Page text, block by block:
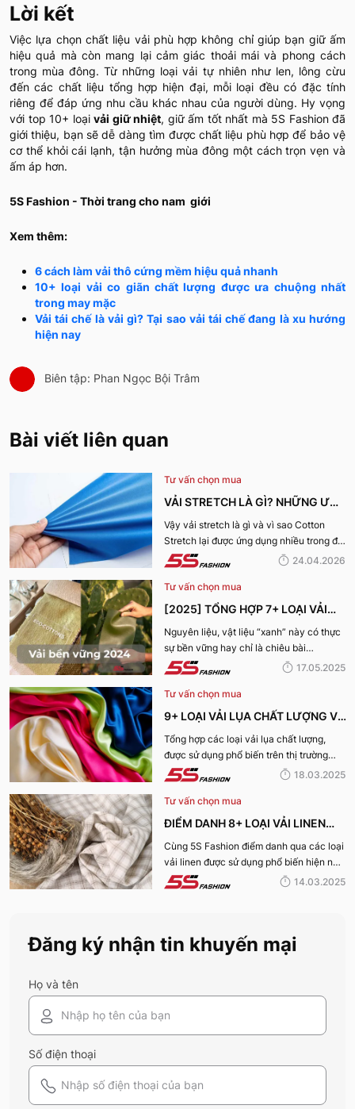
Lời kết
Việc lựa chọn chất liệu vải phù hợp không chỉ giúp bạn giữ ấm
hiệu quả mà còn mang lại cảm giác thoải mái và phong cách
trong mùa đông. Từ những loại vải tự nhiên như len, lông cừu
đến các chất liệu tổng hợp hiện đại, mỗi loại đều có đặc tính
riêng để đáp ứng nhu cầu khác nhau của người dùng. Hy vọng
với top 10+ loại vải giữ nhiệt, giữ ấm tốt nhất mà 5S Fashion đã
giới thiệu, bạn sẽ dễ dàng tìm được chất liệu phù hợp để bảo vệ
cơ thể khỏi cái lạnh, tận hưởng mùa đông một cách trọn vẹn và
ấm áp hơn.
5S Fashion - Thời trang cho nam giới
Xem thêm:
6 cách làm vải thô cứng mềm hiệu quả nhanh
10+ loại vải co giãn chất lượng được ưa chuộng nhất
trong may mặc
Vải tái chế là vải gì? Tại sao vải tái chế đang là xu hướng
hiện nay
Biên tập: Phan Ngọc Bội Trâm
Bài viết liên quan
Tư vấn chọn mua
VẢI STRETCH LÀ GÌ? NHỮNG ƯU
ĐIỂM VÀ ỨNG DỤNG CỦA VẢI
COTTON STRETCH
Vậy vải stretch là gì và vì sao Cotton
Stretch lại được ứng dụng nhiều trong đời
sống? Hãy cùng 5S Fashion tìm hiểu chi
tiết trong bài viết dưới đây
24.04.2026
Tư vấn chọn mua
[2025] TỔNG HỢP 7+ LOẠI VẢI
BỀN VỮNG, THÂN THIỆN VỚI MÔI
TRƯỜNG
Nguyên liệu, vật liệu “xanh” này có thực
sự bền vững hay chỉ là chiêu bài
marketing? Cùng 5S Fashion khám phá
ngay 7+ loại vải bền vững nổi bật nhất
năm 2025 giúp bạn nhìn rõ sự thật phía
sau những chiếc bộ trang phục vừa đẹp
mà vừa “xanh” nhé:
17.05.2025
Tư vấn chọn mua
9+ LOẠI VẢI LỤA CHẤT LƯỢNG VÀ
TỐT NHẤT HIỆN NAY
Tổng hợp các loại vải lụa chất lượng,
được sử dụng phổ biến trên thị trường
hiện nay sẽ được 5S Fashion cung cấp
đến quý bạn đọc trong bài viết này, cùng
tìm hiểu nhé!
18.03.2025
Tư vấn chọn mua
ĐIỂM DANH 8+ LOẠI VẢI LINEN
PHỔ BIẾN NHẤT HIỆN NAY
Cùng 5S Fashion điểm danh qua các loại
vải linen được sử dụng phổ biến hiện nay
trên thị trường cũng như ưu nhược điểm
và ứng dụng của chất liệu vải này nhé!
14.03.2025
Đăng ký nhận tin khuyến mại
Họ và tên
Số điện thoại